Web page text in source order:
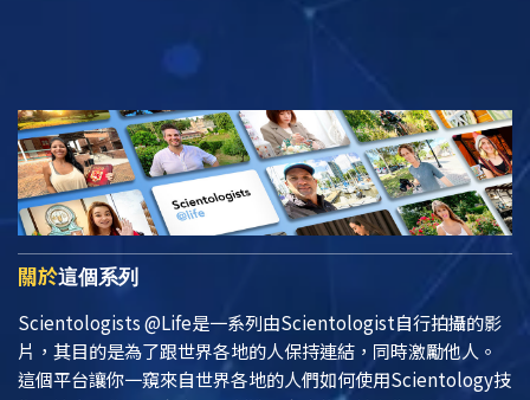
關於這個系列
Scientologists @Life是一系列由Scientologist自行拍攝的影
片，其目的是為了跟世界各地的人保持連結，同時激勵他人。
這個平台讓你一窺來自世界各地的人們如何使用Scientology技